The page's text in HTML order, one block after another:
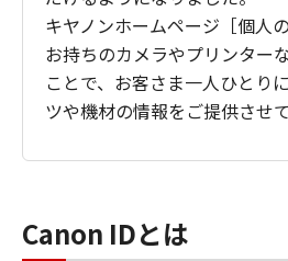
キヤノンホームページ［個人
お持ちのカメラやプリンター
ことで、お客さま一人ひとり
ツや機材の情報をご提供させ
Canon IDとは